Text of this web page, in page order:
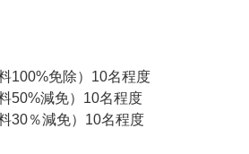
100%免除）10名程度
50%減免）10名程度
30％減免）10名程度